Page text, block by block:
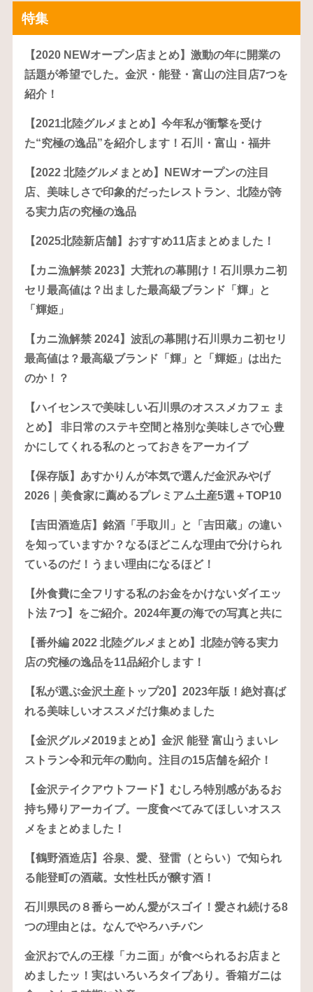
特集
【2020 NEWオープン店まとめ】激動の年に開業の
話題が希望でした。金沢・能登・富山の注目店7つを
紹介！
【2021北陸グルメまとめ】今年私が衝撃を受け
た“究極の逸品”を紹介します！石川・富山・福井
【2022 北陸グルメまとめ】NEWオープンの注目
店、美味しさで印象的だったレストラン、北陸が誇
る実力店の究極の逸品
【2025北陸新店舗】おすすめ11店まとめました！
【カニ漁解禁 2023】大荒れの幕開け！石川県カニ初
セリ最高値は？出ました最高級ブランド「輝」と
「輝姫」
【カニ漁解禁 2024】波乱の幕開け石川県カニ初セリ
最高値は？最高級ブランド「輝」と「輝姫」は出た
のか！？
【ハイセンスで美味しい石川県のオススメカフェ ま
とめ】 非日常のステキ空間と格別な美味しさで心豊
かにしてくれる私のとっておきをアーカイブ
【保存版】あすかりんが本気で選んだ金沢みやげ
2026｜美食家に薦めるプレミアム土産5選＋TOP10
【吉田酒造店】銘酒「手取川」と「吉田蔵」の違い
を知っていますか？なるほどこんな理由で分けられ
ているのだ！うまい理由になるほど！
【外食費に全フリする私のお金をかけないダイエッ
ト法 7つ】をご紹介。2024年夏の海での写真と共に
【番外編 2022 北陸グルメまとめ】北陸が誇る実力
店の究極の逸品を11品紹介します！
【私が選ぶ金沢土産トップ20】2023年版！絶対喜ば
れる美味しいオススメだけ集めました
【金沢グルメ2019まとめ】金沢 能登 富山うまいレ
ストラン令和元年の動向。注目の15店舗を紹介！
【金沢テイクアウトフード】むしろ特別感があるお
持ち帰りアーカイブ。一度食べてみてほしいオスス
メをまとめました！
【鶴野酒造店】谷泉、愛、登雷（とらい）で知られ
る能登町の酒蔵。女性杜氏が醸す酒！
石川県民の８番らーめん愛がスゴイ！愛され続ける8
つの理由とは。なんでやろハチバン
金沢おでんの王様「カニ面」が食べられるお店まと
めましたッ！実はいろいろタイプあり。香箱ガニは